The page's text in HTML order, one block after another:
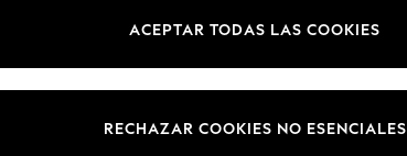
ACEPTAR TODAS LAS COOKIES
RECHAZAR COOKIES NO ESENCIALES